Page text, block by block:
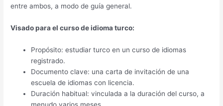
entre ambos, a modo de guía general.
Visado para el curso de idioma turco:
Propósito: estudiar turco en un curso de idiomas
registrado.
Documento clave: una carta de invitación de una
escuela de idiomas con licencia.
Duración habitual: vinculada a la duración del curso, a